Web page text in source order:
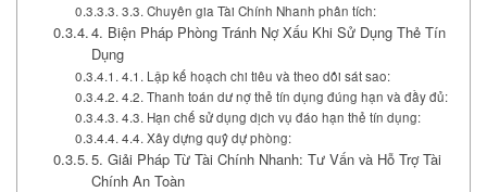
3.3. Chuyên gia Tài Chính Nhanh phân tích:
4. Biện Pháp Phòng Tránh Nợ Xấu Khi Sử Dụng Thẻ Tín
Dụng
4.1. Lập kế hoạch chi tiêu và theo dõi sát sao:
4.2. Thanh toán dư nợ thẻ tín dụng đúng hạn và đầy đủ:
4.3. Hạn chế sử dụng dịch vụ đáo hạn thẻ tín dụng:
4.4. Xây dựng quỹ dự phòng:
5. Giải Pháp Từ Tài Chính Nhanh: Tư Vấn và Hỗ Trợ Tài
Chính An Toàn